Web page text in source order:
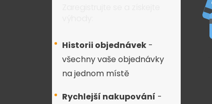
Historii objednávek -
všechny vaše objednávky
na jednom místě
Rychlejší nakupování -